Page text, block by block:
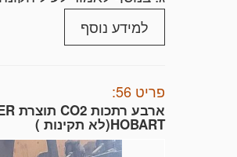
בתוספת מע"מ כחוק. עמלת
ד. ניתן לבצע , תשלום
ה. קיימת אפשרות לשלם
למידע נוסף
פריט 56:
HOBART(לא תקינות )